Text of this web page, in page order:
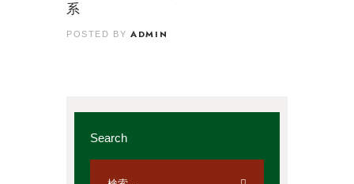
系
POSTED BYADMIN
Search